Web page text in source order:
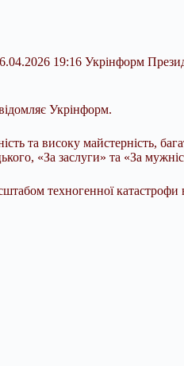
19:16 Укрінформ
Укрінформ.
та високу майстерність,
«За заслуги» та «За
техногенної катастрофи в